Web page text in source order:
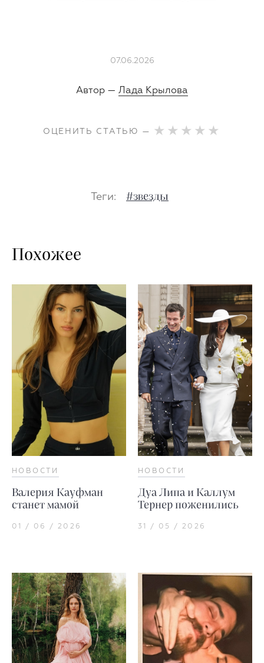
07.06.2026
Автор — Лада Крылова
ОЦЕНИТЬ СТАТЬЮ —
Теги: #звезды
Похожее
НОВОСТИ
Валерия Кауфман
станет мамой
01 / 06 / 2026
НОВОСТИ
Дуа Липа и Каллум
Тернер поженились
31 / 05 / 2026